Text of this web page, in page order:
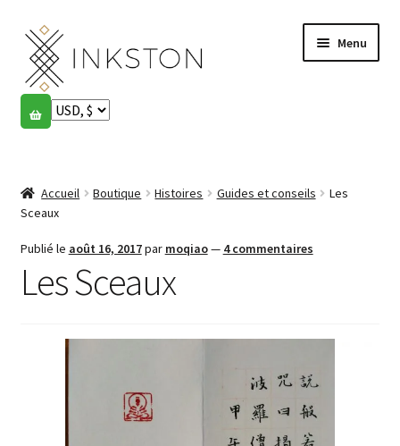
Aller
la
navigation
Aller
au
contenu
Menu
Boutique
English
Español
Français
Questions fréquentes
Accueil Boutique Histoires Guides et conseils
Les
Sceaux
Publié le août 16, 2017par moqiao— 4 commentaires
Les Sceaux